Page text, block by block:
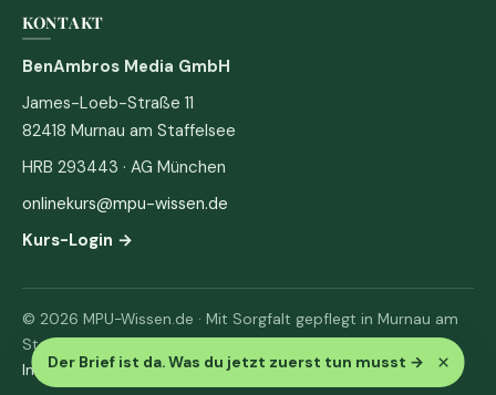
Der Brief ist da. Was du jetzt zuerst tun musst → ×
KONTAKT
BenAmbros Media GmbH
James-Loeb-Straße 11
82418 Murnau am Staffelsee
HRB 293443 · AG München
onlinekurs@mpu-wissen.de
Kurs-Login →
© 2026 MPU-Wissen.de · Mit Sorgfalt gepflegt in Murnau am
Staffelsee
Impressum· Datenschutz & AGB